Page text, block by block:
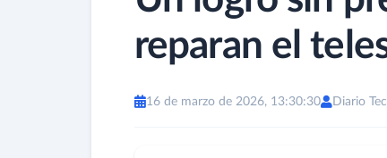
reparan el
16 de marzo de 2026, 13:30:30 Diario